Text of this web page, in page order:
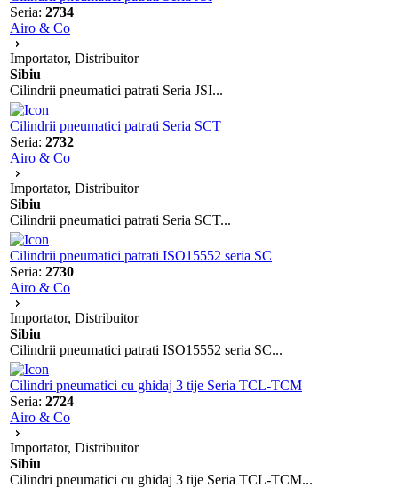
Seria: 2734
Airo & Co
Importator, Distribuitor
Sibiu
Cilindrii pneumatici patrati Seria JSI...
Cilindrii pneumatici patrati Seria SCT
Seria: 2732
Airo & Co
Importator, Distribuitor
Sibiu
Cilindrii pneumatici patrati Seria SCT...
Cilindrii pneumatici patrati ISO15552 seria SC
Seria: 2730
Airo & Co
Importator, Distribuitor
Sibiu
Cilindrii pneumatici patrati ISO15552 seria SC...
Cilindri pneumatici cu ghidaj 3 tije Seria TCL-TCM
Seria: 2724
Airo & Co
Importator, Distribuitor
Sibiu
Cilindri pneumatici cu ghidaj 3 tije Seria TCL-TCM...